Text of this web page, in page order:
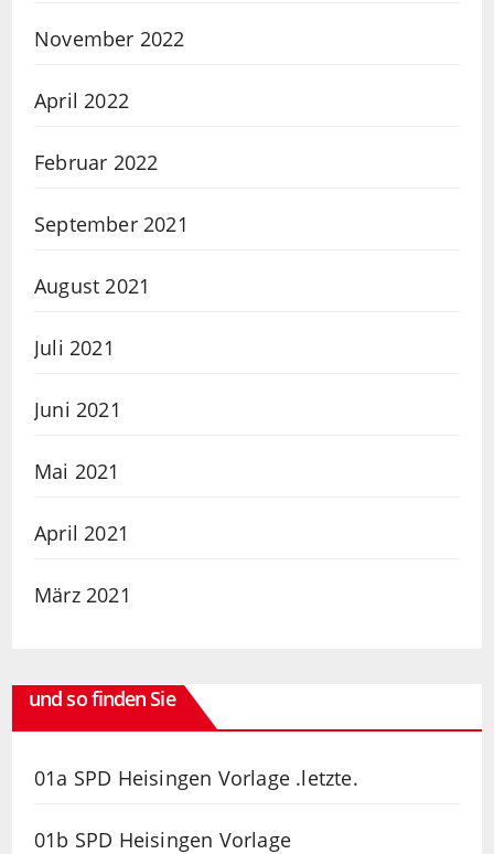
November 2022
April 2022
Februar 2022
September 2021
August 2021
Juli 2021
Juni 2021
Mai 2021
April 2021
März 2021
und so finden Sie
01a SPD Heisingen Vorlage .letzte.
01b SPD Heisingen Vorlage